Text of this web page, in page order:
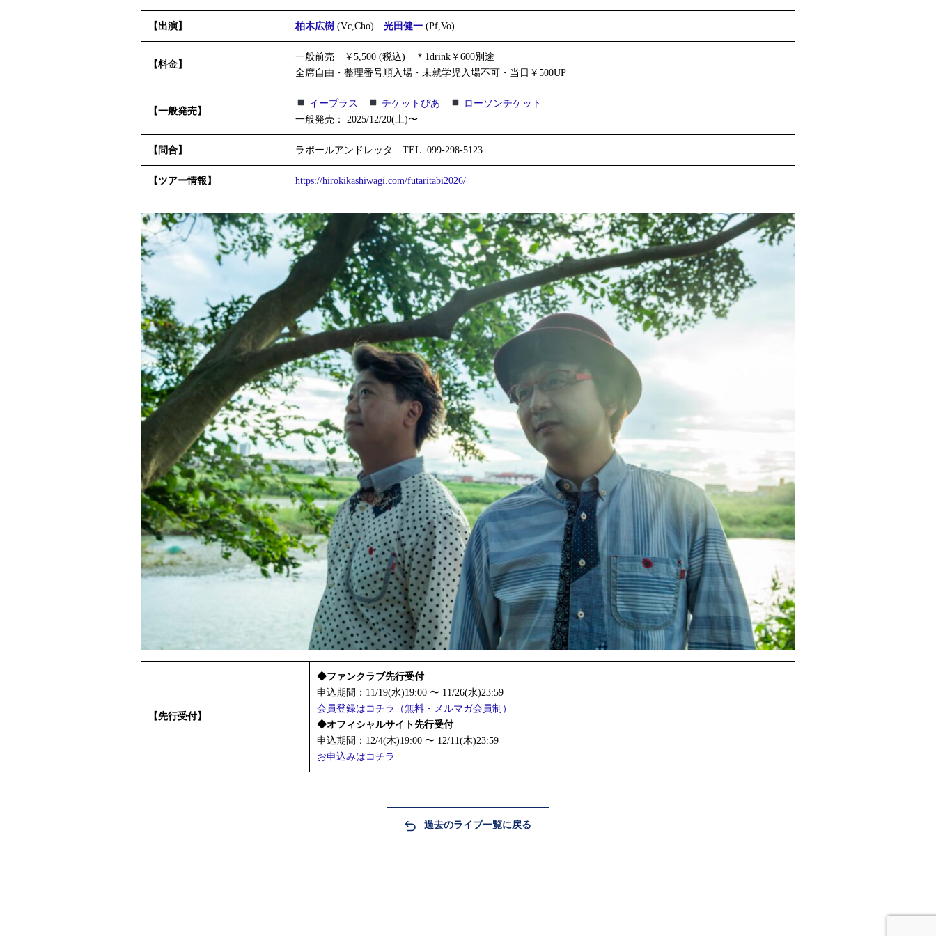
【出演】 柏木広樹 (Vc,Cho) 光田健一 (Pf,Vo)
【料金】
一般前売 ￥5,500 (税込) ＊1drink￥600別途
全席自由・整理番号順入場・未就学児入場不可・当日￥500UP
【一般発売】
イープラス チケットぴあ
ローソンチケット
一般発売： 2025/12/20(土)〜
【問合】 ラポールアンドレッタ TEL. 099-298-5123
【ツアー情報】 https://hirokikashiwagi.com/futaritabi2026/
【先行受付】
◆ファンクラブ先行受付
申込期間：11/19(水)19:00 〜 11/26(水)23:59
会員登録はコチラ（無料・メルマガ会員制）
◆オフィシャルサイト先行受付
申込期間：12/4(木)19:00 〜 12/11(木)23:59
お申込みはコチラ
過去のライブ一覧に戻る